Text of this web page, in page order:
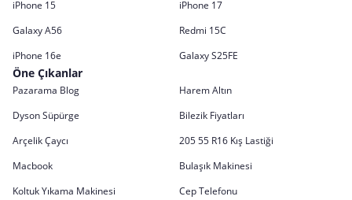
iPhone 15
iPhone 17
Galaxy A56
Redmi 15C
iPhone 16e
Galaxy S25FE
Öne Çıkanlar
Pazarama Blog
Harem Altın
Dyson Süpürge
Bilezik Fiyatları
Arçelik Çaycı
205 55 R16 Kış Lastiği
Macbook
Bulaşık Makinesi
Koltuk Yıkama Makinesi
Cep Telefonu